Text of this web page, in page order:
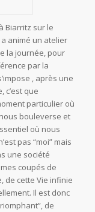
Biarritz sur le
animé un atelier
la journée, pour
par la
, après une
c’est que
particulier où
bouleverse et
où nous
pas “moi” mais
une société
coupés de
de cette Vie infinie
Il est donc
de